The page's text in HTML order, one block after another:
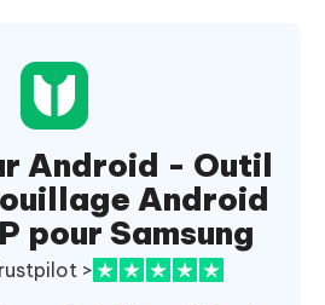
Android - Outil
Android
pour Samsung
>